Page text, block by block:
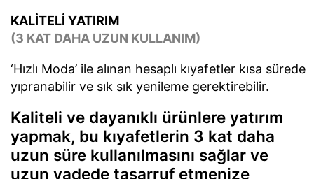
KALİTELİ YATIRIM
(3 KAT DAHA UZUN KULLANIM)
‘Hızlı Moda’ ile alınan hesaplı kıyafetler kısa sürede
yıpranabilir ve sık sık yenileme gerektirebilir.
Kaliteli ve dayanıklı ürünlere yatırım
yapmak, bu kıyafetlerin 3 kat daha
uzun süre kullanılmasını sağlar ve
uzun vadede tasarruf etmenize